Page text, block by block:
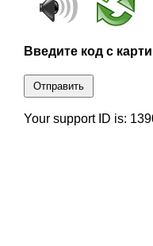
Введите код с
Отправить
Your support ID is: